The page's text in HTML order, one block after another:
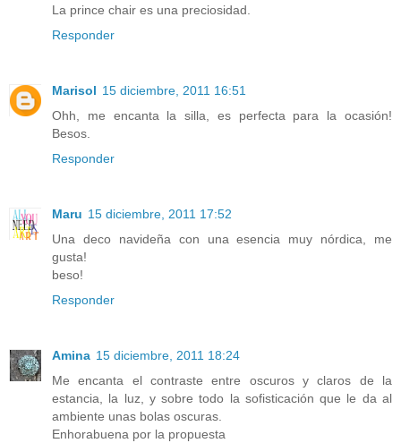
La prince chair es una preciosidad.
Responder
Marisol 15 diciembre, 2011 16:51
Ohh, me encanta la silla, es perfecta para la ocasión!
Besos.
Responder
Maru 15 diciembre, 2011 17:52
Una deco navideña con una esencia muy nórdica, me
gusta!
beso!
Responder
Amina 15 diciembre, 2011 18:24
Me encanta el contraste entre oscuros y claros de la
estancia, la luz, y sobre todo la sofisticación que le da al
ambiente unas bolas oscuras.
Enhorabuena por la propuesta